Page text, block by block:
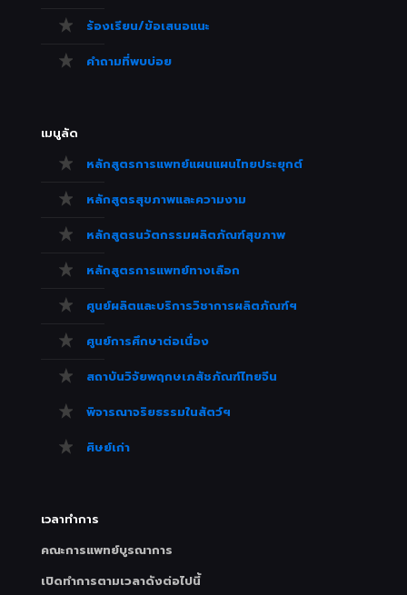
ร้องเรียน/ข้อเสนอแนะ
คำถามที่พบบ่อย
เมนูลัด
หลักสูตรการแพทย์แผนแผนไทยประยุกต์
หลักสูตรสุขภาพและความงาม
หลักสูตรนวัตกรรมผลิตภัณฑ์สุขภาพ
หลักสูตรการแพทย์ทางเลือก
ศูนย์ผลิตและบริการวิชาการผลิตภัณฑ์ฯ
ศูนย์การศึกษาต่อเนื่อง
สถาบันวิจัยพฤกษเภสัชภัณฑ์ไทยจีน
พิจารณาจริยธรรมในสัตว์ฯ
ศิษย์เก่า
เวลาทำการ
คณะการแพทย์บูรณาการ
เปิดทำการตามเวลาดังต่อไปนี้